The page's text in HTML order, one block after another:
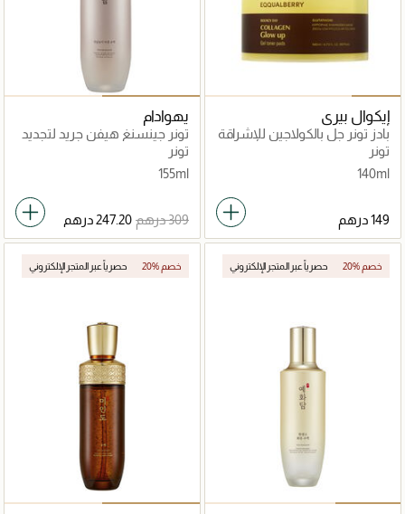
إيكوال بيري
بادز تونر جل بالكولاجين للإشراقة
تونر
140ml
يهوادام
تونر جينسنغ هيفن جريد لتجديد
البشرة
تونر
155ml
20% خصم حصرياً عبر المتجر الإلكتروني 20% خصم حصرياً عبر المتجر الإلكتروني